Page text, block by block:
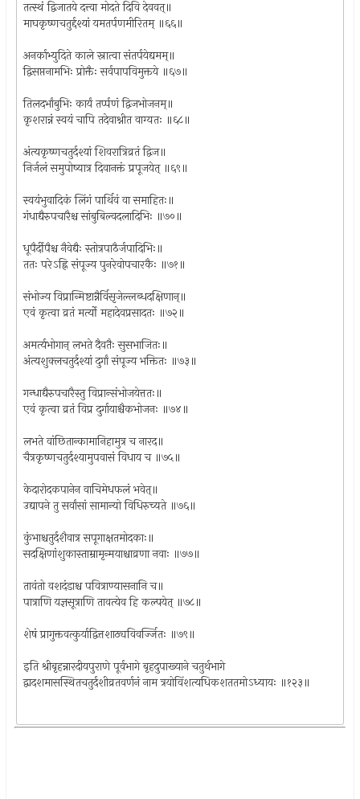
तत्स्थं द्विजातये दत्त्वा मोदते दिवि देववत्॥
माघकृष्णचतुर्द्दश्यां यमतर्पणमीरितम् ॥६६॥
अनर्काभ्युदिते काले स्नात्वा संतर्पयेद्यमम्॥
द्विसप्तनामभिः प्रोक्तैः सर्वपापविमुक्तये ॥६७॥
तिलदर्भांबुभिः कार्यं तर्प्पणं द्विजभोजनम्॥
कृशरान्नं स्वयं चापि तदेवाश्नीत वाग्यतः ॥६८॥
अंत्यकृष्णचतुर्दश्यां शिवरात्रिव्रतं द्विज॥
निर्जलं समुपोष्यात्र दिवानक्तं प्रपूजयेत् ॥६९॥
स्वयंभुवादिकं लिंगं पार्थिवं वा समाहितः॥
गंधाद्यैरुपचारैश्च सांबुबिल्वदलादिभिः ॥७०॥
धूपैर्दीपैश्च नैवेद्यैः स्तोत्रपाठैर्जपादिभिः॥
ततः परेऽह्नि संपूज्य पुनरेवोपचारकैः ॥७१॥
संभोज्य विप्रान्मिष्टान्नैर्विसृजेल्लब्धदक्षिणान्॥
एवं कृत्वा व्रतं मर्त्यो महादेवप्रसादतः ॥७२॥
अमर्त्यभोगान् लभते दैवतैः सुसभाजितः॥
अंत्यशुक्लचतुर्दश्यां दुर्गां संपूज्य भक्तितः ॥७३॥
गन्धाद्यैरुपचारैस्तु विप्रान्संभोजयेत्ततः॥
एवं कृत्वा व्रतं विप्र दुर्गायाश्चैकभोजनः ॥७४॥
लभते वांछितान्कामानिहामुत्र च नारद॥
चैत्रकृष्णचतुर्दश्यामुपवासं विधाय च ॥७५॥
केदारोदकपानेन वाचिमेधफलं भवेत्॥
उद्यापने तु सर्वांसां सामान्यो विधिरुच्यते ॥७६॥
कुंभाश्चतुर्दशैवात्र सपूगाक्षतमोदकाः॥
सदक्षिणांशुकास्ताम्रामृन्मयाश्चाव्रणा नवाः ॥७७॥
तावंतो वशदंडाश्च पवित्राण्यासनानि च॥
पात्राणि यज्ञसूत्राणि तावत्येव हि कल्पयेत् ॥७८॥
शेषं प्रागुक्तवत्कुर्याद्वित्तशाठ्यविवर्ज्जितः ॥७९॥
इति श्रीबृहन्नारदीयपुराणे पूर्वभागे बृहदुपाख्याने चतुर्थभागे
द्वादशमासस्थितचतुर्दशीव्रतवर्णनं नाम त्रयोविंशत्यधिकशततमोऽध्यायः ॥१२३॥